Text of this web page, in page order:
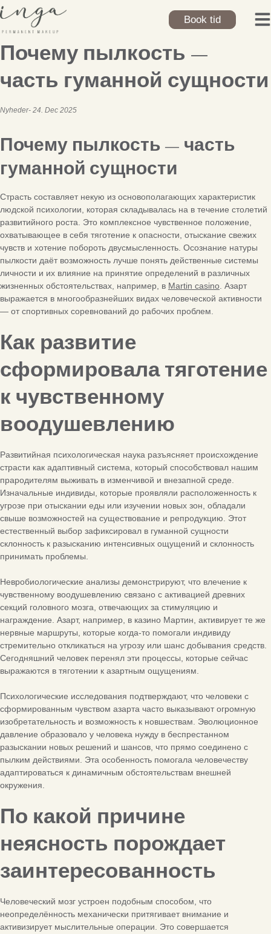
Skip
to
content
Book tid
Почему пылкость —
часть гуманной сущности
Nyheder 24. Dec 2025
Почему пылкость — часть
гуманной сущности
Страсть составляет некую из основополагающих характеристик
людской психологии, которая складывалась на в течение столетий
развитийного роста. Это комплексное чувственное положение,
охватывающее в себя тяготение к опасности, отыскание свежих
чувств и хотение побороть двусмысленность. Осознание натуры
пылкости даёт возможность лучше понять действенные системы
личности и их влияние на принятие определений в различных
жизненных обстоятельствах, например, в Martin casino . Азарт
выражается в многообразнейших видах человеческой активности
— от спортивных соревнований до рабочих проблем.
Как развитие
сформировала тяготение
к чувственному
воодушевлению
Развитийная психологическая наука разъясняет происхождение
страсти как адаптивный система, который способствовал нашим
прародителям выживать в изменчивой и внезапной среде.
Изначальные индивиды, которые проявляли расположенность к
угрозе при отыскании еды или изучении новых зон, обладали
свыше возможностей на существование и репродукцию. Этот
естественный выбор зафиксировал в гуманной сущности
склонность к разысканию интенсивных ощущений и склонность
принимать проблемы.
Невробиологические анализы демонстрируют, что влечение к
чувственному воодушевлению связано с активацией древних
секций головного мозга, отвечающих за стимуляцию и
награждение. Азарт, например, в казино Мартин, активирует те же
нервные маршруты, которые когда-то помогали индивиду
стремительно откликаться на угрозу или шанс добывания средств.
Сегодняшний человек перенял эти процессы, которые сейчас
выражаются в тяготении к азартным ощущениям.
Психологические исследования подтверждают, что человеки с
сформированным чувством азарта часто выказывают огромную
изобретательность и возможность к новшествам. Эволюционное
давление образовало у человека нужду в беспрестанном
разыскании новых решений и шансов, что прямо соединено с
пылким действиями. Эта особенность помогала человечеству
адаптироваться к динамичным обстоятельствам внешней
окружения.
По какой причине
неясность порождает
заинтересованность
Человеческий мозг устроен подобным способом, что
неопределённость механически притягивает внимание и
активизирует мыслительные операции. Это совершается